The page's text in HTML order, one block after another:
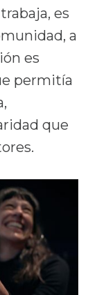
es
a
es
permitía
que